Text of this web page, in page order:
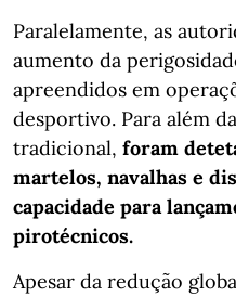
Paralelamente, as
aumento da
apreendidos em
desportivo. Para além
tradicional, foram
martelos, navalhas e
capacidade para
pirotécnicos.
Apesar da redução